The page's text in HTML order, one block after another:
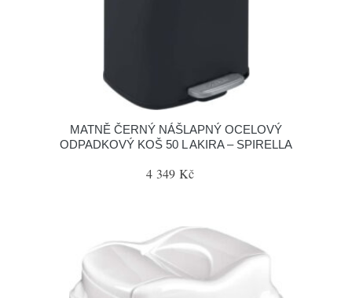
MATNĚ ČERNÝ NÁŠLAPNÝ OCELOVÝ
ODPADKOVÝ KOŠ 50 L AKIRA – SPIRELLA
4 349 Kč